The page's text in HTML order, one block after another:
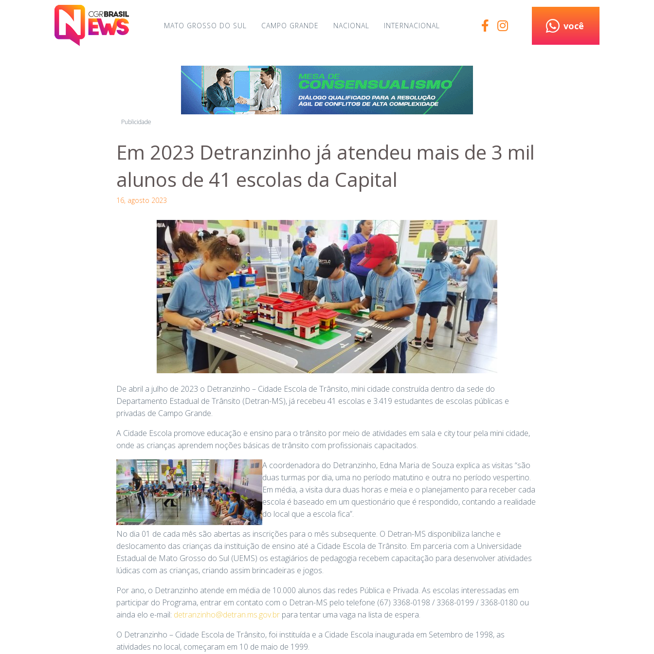
MATO GROSSO DO SUL CAMPO GRANDE NACIONAL INTERNACIONAL você
Publicidade
Em 2023 Detranzinho já atendeu mais de 3 mil
alunos de 41 escolas da Capital
16, agosto 2023
De abril a julho de 2023 o Detranzinho – Cidade Escola de Trânsito, mini cidade construída dentro da sede do
Departamento Estadual de Trânsito (Detran-MS), já recebeu 41 escolas e 3.419 estudantes de escolas públicas e
privadas de Campo Grande.
A Cidade Escola promove educação e ensino para o trânsito por meio de atividades em sala e city tour pela mini cidade,
onde as crianças aprendem noções básicas de trânsito com profissionais capacitados.
A coordenadora do Detranzinho, Edna Maria de Souza explica as visitas “são
duas turmas por dia, uma no período matutino e outra no período vespertino.
Em média, a visita dura duas horas e meia e o planejamento para receber cada
escola é baseado em um questionário que é respondido, contando a realidade
do local que a escola fica”.
No dia 01 de cada mês são abertas as inscrições para o mês subsequente. O Detran-MS disponibiliza lanche e
deslocamento das crianças da instituição de ensino até a Cidade Escola de Trânsito. Em parceria com a Universidade
Estadual de Mato Grosso do Sul (UEMS) os estagiários de pedagogia recebem capacitação para desenvolver atividades
lúdicas com as crianças, criando assim brincadeiras e jogos.
Por ano, o Detranzinho atende em média de 10.000 alunos das redes Pública e Privada. As escolas interessadas em
participar do Programa, entrar em contato com o Detran-MS pelo telefone (67) 3368-0198 / 3368-0199 / 3368-0180 ou
ainda elo e-mail: detranzinho@detran.ms.gov.br para tentar uma vaga na lista de espera.
O Detranzinho – Cidade Escola de Trânsito, foi instituída e a Cidade Escola inaugurada em Setembro de 1998, as
atividades no local, começaram em 10 de maio de 1999.